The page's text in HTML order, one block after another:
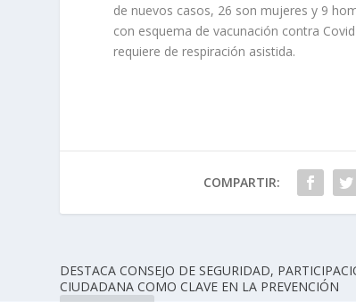
de nuevos casos, 26 son mujeres y 9
con esquema de vacunación contra
requiere de respiración asistida.
COMPARTIR:
DESTACA CONSEJO DE SEGURIDAD,
CIUDADANA COMO CLAVE EN LA PREVENCIÓN